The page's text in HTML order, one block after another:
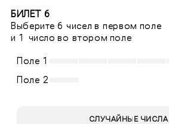
БИЛЕТ 6
Выберите 6 чисел в первом поле
и 1 число во втором поле
Поле 1
Поле 2
СЛУЧАЙНЫЕ ЧИСЛА